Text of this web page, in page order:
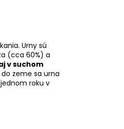
Urny sú
(cca 60%) a
v suchom
zeme sa urna
roku v